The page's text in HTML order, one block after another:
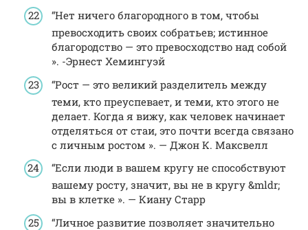
“Нет ничего благородного в том, чтобы
превосходить своих собратьев; истинное
благородство — это превосходство над собой
». -Эрнест Хемингуэй
“Рост — это великий разделитель между
теми, кто преуспевает, и теми, кто этого не
делает. Когда я вижу, как человек начинает
отделяться от стаи, это почти всегда связано
с личным ростом ». — Джон К. Максвелл
“Если люди в вашем кругу не способствуют
вашему росту, значит, вы не в кругу &mldr;
вы в клетке ». — Киану Старр
“Личное развитие позволяет значительно